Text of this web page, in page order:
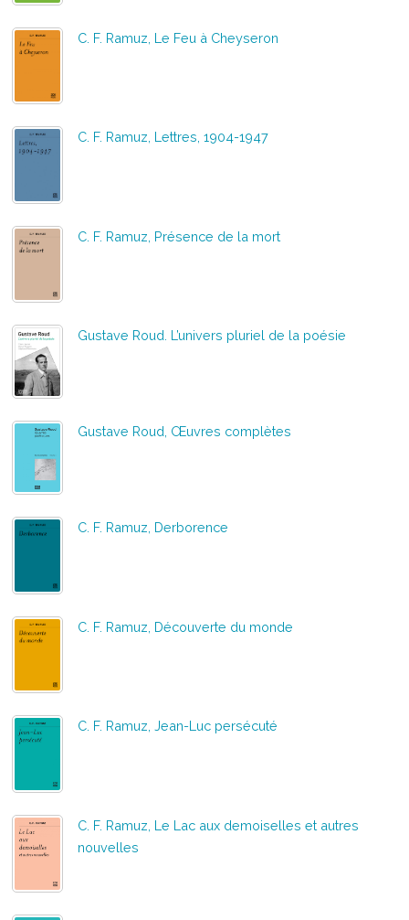
C. F. Ramuz, Le Feu à Cheyseron
C. F. Ramuz, Lettres, 1904-1947
C. F. Ramuz, Présence de la mort
Gustave Roud. L’univers pluriel de la poésie
Gustave Roud, Œuvres complètes
C. F. Ramuz, Derborence
C. F. Ramuz, Découverte du monde
C. F. Ramuz, Jean-Luc persécuté
C. F. Ramuz, Le Lac aux demoiselles et autres
nouvelles